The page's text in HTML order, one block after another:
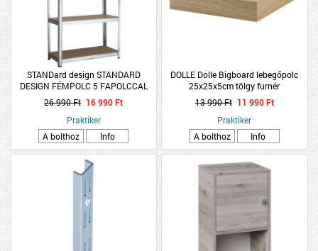
STANDard design STANDARD
DESIGN FÉMPOLC 5 FAPOLCCAL
HORGANYZOTT TEHERB:175
KG/POLC, ÖSSZTB: 875 KG
180X90X45 CM
26 990 Ft 16 990 Ft
Praktiker
A bolthoz
Info
DOLLE Dolle Bigboard lebegőpolc
25x25x5cm tölgy furnér
13 990 Ft 11 990 Ft
Praktiker
A bolthoz
Info